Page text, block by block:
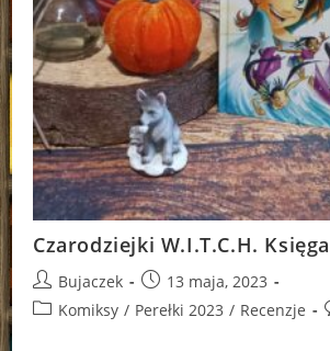
Czarodziejki W.I.T.C.H.
Post
author:
Bujaczek
Post
published:
13 maja, 2023
PostKomiksy / Perełki 2023 / Recenzje